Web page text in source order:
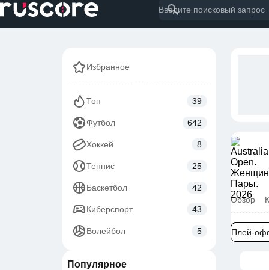
Избранное
Топ 39
Футбол 642
Хоккей 8
Теннис 25
Баскетбол 42
Киберспорт 43
Волейбол 5
Популярное
Обзор
Плей-